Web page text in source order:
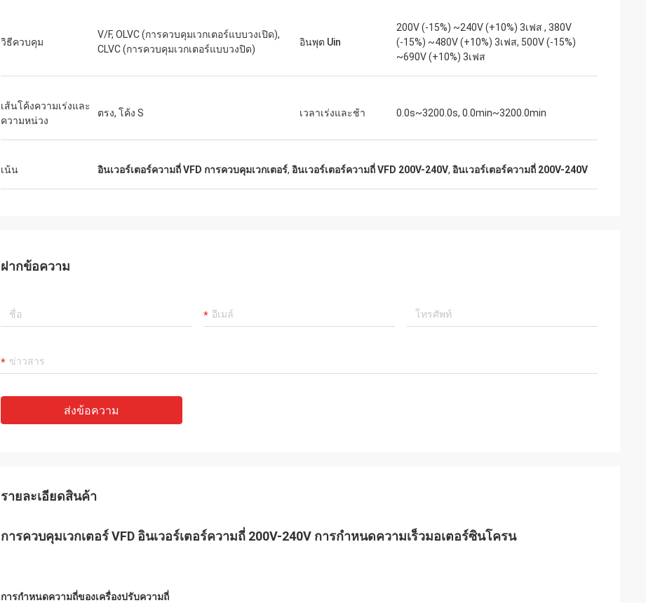
วิธีควบคุม
V/F, OLVC (การควบคุมเวกเตอร์แบบวงเปิด),
CLVC (การควบคุมเวกเตอร์แบบวงปิด)
อินพุต Uin
200V (-15%) ~240V (+10%) 3เฟส , 380V
(-15%) ~480V (+10%) 3เฟส, 500V (-15%)
~690V (+10%) 3เฟส
เส้นโค้งความเร่งและ
ความหน่วง
ตรง, โค้ง S เวลาเร่งและช้า 0.0s~3200.0s, 0.0min~3200.0min
เน้น อินเวอร์เตอร์ความถี่ VFD การควบคุมเวกเตอร์, อินเวอร์เตอร์ความถี่ VFD 200V-240V, อินเวอร์เตอร์ความถี่ 200V-240V
ฝากข้อความ
ส่งข้อความ
รายละเอียดสินค้า
การควบคุมเวกเตอร์ VFD อินเวอร์เตอร์ความถี่ 200V-240V การกําหนดความเร็วมอเตอร์ซินโครน
การกําหนดความถี่ของเครื่องปรับความถี่